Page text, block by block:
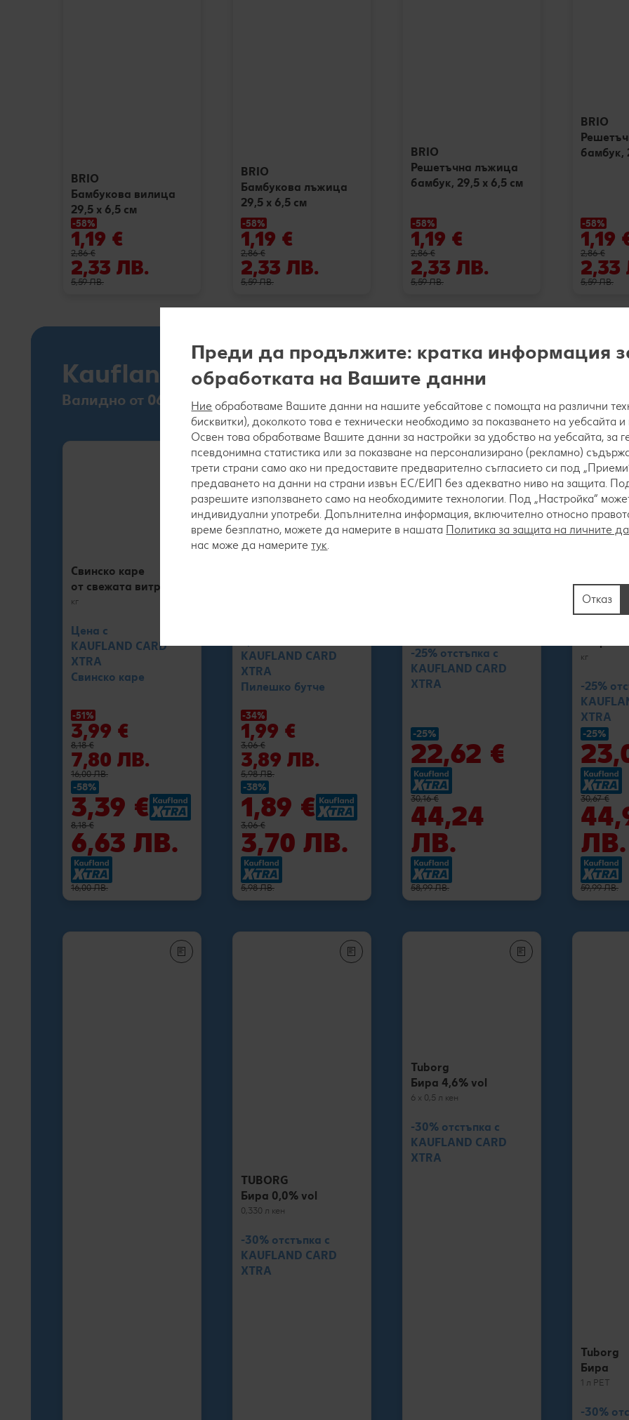
BRIO
Бамбукова вилица
29,5 х 6,5 см
-58%
1,19 €
2,86 €
2,33 ЛВ.
5,59 ЛВ.
BRIO
Бамбукова лъжица
29,5 х 6,5 см
-58%
1,19 €
2,86 €
2,33 ЛВ.
5,59 ЛВ.
BRIO
Решетъчна лъжица
бамбук, 29,5 х 6,5 см
-58%
1,19 €
2,86 €
2,33 ЛВ.
5,59 ЛВ.
BRIO
бамбук,
-58%
1,19
2,86 €
2,33
5,59 ЛВ.
Kaufland Card XTRA
Валидно от 06.08.
Свинско каре
от свежата витрина
кг
Цена с
KAUFLAND CARD
XTRA
Свинско каре
-51%
3,99 €
8,18 €
7,80 ЛВ.
16,00 ЛВ.
-58%
3,39 €
8,18 €
6,63 ЛВ.
16,00 ЛВ.
KAUFLAND CARD
XTRA
Пилешко бутче
-34%
1,99 €
3,06 €
3,89 ЛВ.
5,98 ЛВ.
-38%
1,89 €
3,06 €
3,70 ЛВ.
5,98 ЛВ.
-25% отстъпка с
KAUFLAND CARD
XTRA
-25%
22,62 €
30,16 €
44,24
ЛВ.
58,99 ЛВ.
Суджук
кг
-25%
XTRA
-25%
30,67 €
ЛВ.
59,99 ЛВ.
TUBORG
Бира 0,0% vol
0,330 л кен
-30% отстъпка с
KAUFLAND CARD
XTRA
Tuborg
Бира 4,6% vol
6 x 0,5 л кен
-30% отстъпка с
KAUFLAND CARD
XTRA
Tuborg
Бира
1 л РЕТ
-30%
Преди да продължите: кратка информация
обработката на Вашите данни
Ние обработваме Вашите данни на нашите уебсайтове с помощта на различни
бисквитки), доколкото това е технически необходимо за показването на уебсайта
Освен това обработваме Вашите данни за настройки за удобство на уебсайта, за
псевдонимна статистика или за показване на персонализирано (рекламно)
трети страни само ако ни предоставите предварително съгласието си под
предаването на данни на страни извън ЕС/ЕИП без адекватно ниво на защита.
разрешите използването само на необходимите технологии. Под „Настройка“
индивидуални употреби. Допълнителна информация, включително относно
време безплатно, можете да намерите в нашата Политика за защита на личните
нас може да намеритетук.
Отказ